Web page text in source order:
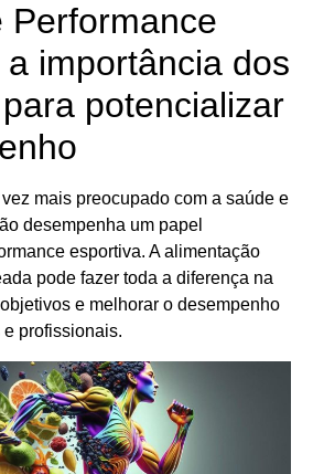
Performance
importância dos
potencializar
mais preocupado com a saúde e
desempenha um papel
esportiva. A alimentação
pode fazer toda a diferença na
e melhorar o desempenho
profissionais.